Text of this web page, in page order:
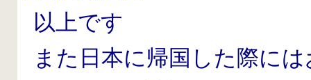
以上です
また日本に帰国した際に